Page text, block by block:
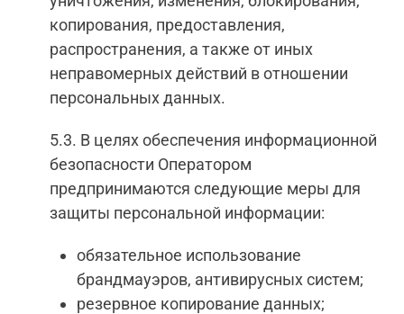
копирования, предоставления,
распространения, а также от иных
неправомерных действий в отношении
персональных данных.
5.3. В целях обеспечения информационной
безопасности Оператором
предпринимаются следующие меры для
защиты персональной информации:
обязательное использование
брандмауэров, антивирусных систем;
резервное копирование данных;